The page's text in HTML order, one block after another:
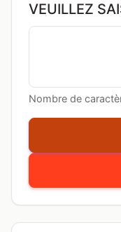
VEUILLEZ
Nombre de